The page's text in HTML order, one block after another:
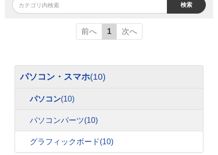
検索
前へ 1 次へ
パソコン・スマホ(10)
パソコン(10)
パソコンパーツ(10)
グラフィックボード(10)